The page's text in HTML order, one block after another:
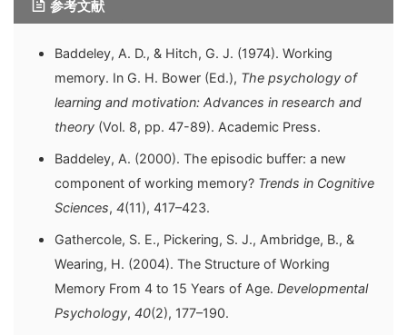
参考文献
Baddeley, A. D., & Hitch, G. J. (1974). Working
memory. In G. H. Bower (Ed.), The psychology of
learning and motivation: Advances in research and
theory (Vol. 8, pp. 47-89). Academic Press.
Baddeley, A. (2000). The episodic buffer: a new
component of working memory? Trends in Cognitive
Sciences, 4(11), 417–423.
Gathercole, S. E., Pickering, S. J., Ambridge, B., &
Wearing, H. (2004). The Structure of Working
Memory From 4 to 15 Years of Age. Developmental
Psychology, 40(2), 177–190.